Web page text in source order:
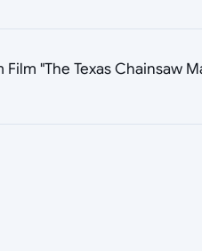
"The Texas Chainsaw